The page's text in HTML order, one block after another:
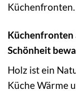
Küchenfronten.
Küchenfronten
Schönheit
Holz ist ein
Küche Wärme